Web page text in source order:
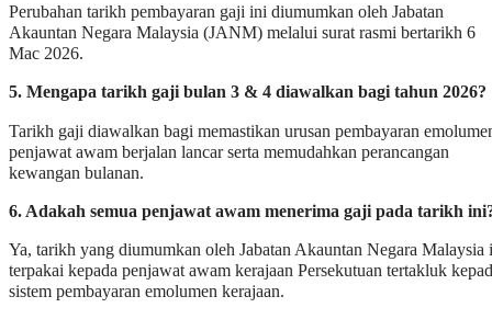
Perubahan tarikh pembayaran gaji ini diumumkan oleh Jabatan
Akauntan Negara Malaysia (JANM) melalui surat rasmi bertarikh 6
Mac 2026.
5. Mengapa tarikh gaji bulan 3 & 4 diawalkan bagi tahun 2026?
Tarikh gaji diawalkan bagi memastikan urusan pembayaran
penjawat awam berjalan lancar serta memudahkan perancangan
kewangan bulanan.
6. Adakah semua penjawat awam menerima gaji pada tarikh
Ya, tarikh yang diumumkan oleh Jabatan Akauntan Negara Malaysia
terpakai kepada penjawat awam kerajaan Persekutuan tertakluk
sistem pembayaran emolumen kerajaan.